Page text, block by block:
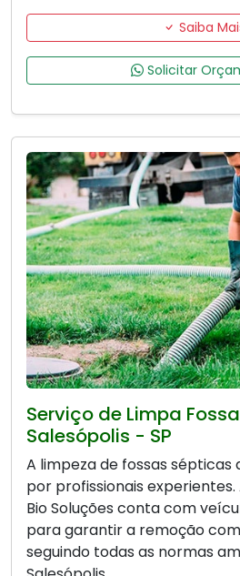
Saiba
Solicitar
Serviço de Limpa
Salesópolis - SP
A limpeza de fossas sépticas
por profissionais
Bio Soluções conta com
para garantir a remoção
seguindo todas as normas